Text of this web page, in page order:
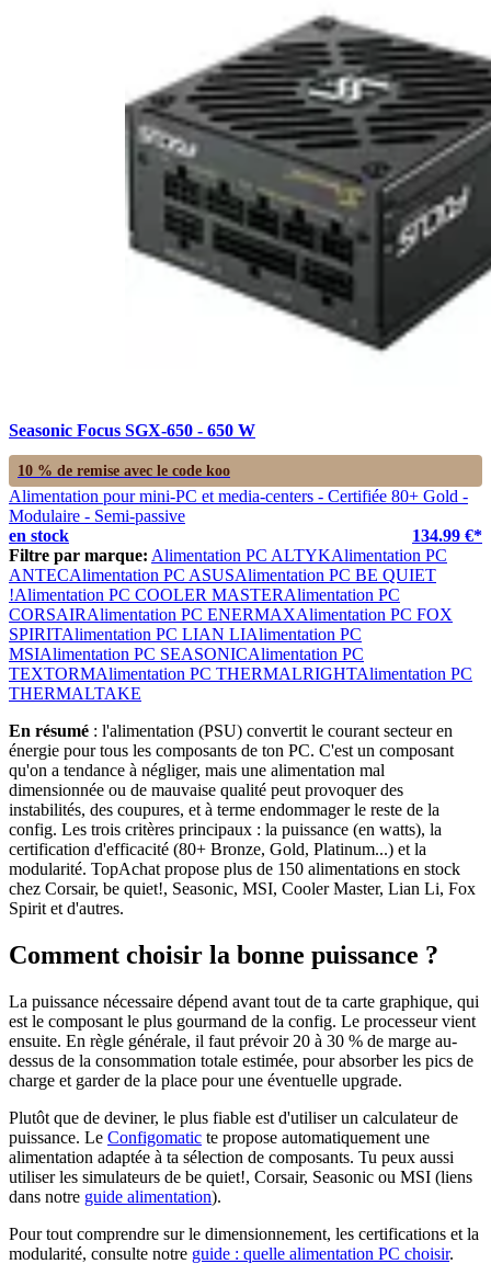
Seasonic Focus SGX-650 - 650 W
10 % de remise avec le code koo
Alimentation pour mini-PC et media-centers - Certifiée 80+ Gold -
Modulaire - Semi-passive
en stock
134.99 €*
Filtre par marque: Alimentation PC ALTYKAlimentation PC
ANTECAlimentation PC ASUSAlimentation PC BE QUIET
!Alimentation PC COOLER MASTERAlimentation PC
CORSAIRAlimentation PC ENERMAXAlimentation PC FOX
SPIRITAlimentation PC LIAN LIAlimentation PC
MSIAlimentation PC SEASONICAlimentation PC
TEXTORMAlimentation PC THERMALRIGHTAlimentation PC
THERMALTAKE
En résumé : l'alimentation (PSU) convertit le courant secteur en
énergie pour tous les composants de ton PC. C'est un composant
qu'on a tendance à négliger, mais une alimentation mal
dimensionnée ou de mauvaise qualité peut provoquer des
instabilités, des coupures, et à terme endommager le reste de la
config. Les trois critères principaux : la puissance (en watts), la
certification d'efficacité (80+ Bronze, Gold, Platinum...) et la
modularité. TopAchat propose plus de 150 alimentations en stock
chez Corsair, be quiet!, Seasonic, MSI, Cooler Master, Lian Li, Fox
Spirit et d'autres.
Comment choisir la bonne puissance ?
La puissance nécessaire dépend avant tout de ta carte graphique, qui
est le composant le plus gourmand de la config. Le processeur vient
ensuite. En règle générale, il faut prévoir 20 à 30 % de marge au-
dessus de la consommation totale estimée, pour absorber les pics de
charge et garder de la place pour une éventuelle upgrade.
Plutôt que de deviner, le plus fiable est d'utiliser un calculateur de
puissance. Le Configomatic te propose automatiquement une
alimentation adaptée à ta sélection de composants. Tu peux aussi
utiliser les simulateurs de be quiet!, Corsair, Seasonic ou MSI (liens
dans notre guide alimentation).
Pour tout comprendre sur le dimensionnement, les certifications et la
modularité, consulte notre guide : quelle alimentation PC choisir.